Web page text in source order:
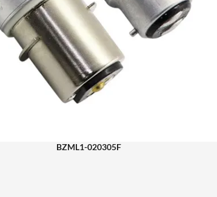
BZML1-020305F